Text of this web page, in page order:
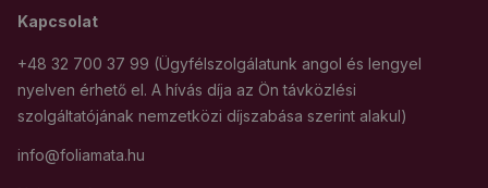
Kapcsolat
+48 32 700 37 99 (Ügyfélszolgálatunk angol és lengyel
nyelven érhető el. A hívás díja az Ön távközlési
szolgáltatójának nemzetközi díjszabása szerint alakul)
info@foliamata.hu